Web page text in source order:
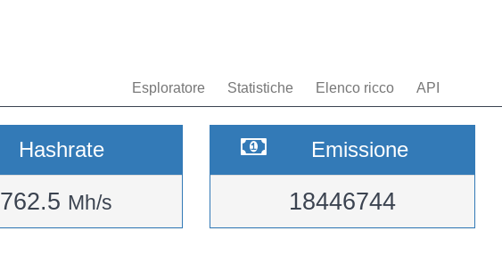
Esploratore Statistiche Elenco ricco API
Hashrate
Mh/s
Emissione
18446744